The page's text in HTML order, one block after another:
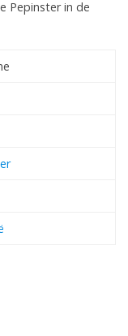
Pepinster in de